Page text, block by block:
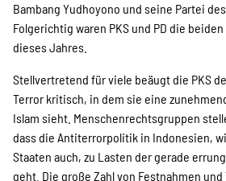
Bambang Yudhoyono und seine Partei
Folgerichtig waren PKS und PD die
dieses Jahres.
Stellvertretend für viele beäugt die PKS
Terror kritisch, in dem sie eine
Islam sieht. Menschenrechtsgruppen
dass die Antiterrorpolitik in Indonesien,
Staaten auch, zu Lasten der gerade
geht. Die große Zahl von Festnahmen